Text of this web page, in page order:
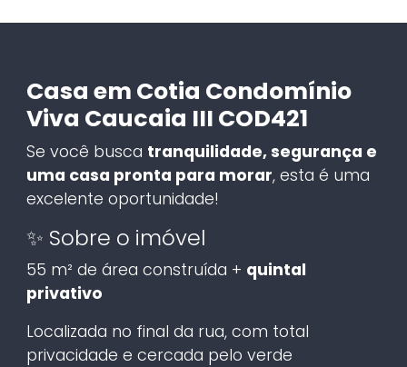
Casa em Cotia Condomínio
Viva Caucaia III COD421
Se você busca tranquilidade, segurança e
uma casa pronta para morar, esta é uma
excelente oportunidade!
✨ Sobre o imóvel
55 m² de área construída + quintal
privativo
Localizada no final da rua, com total
privacidade e cercada pelo verde